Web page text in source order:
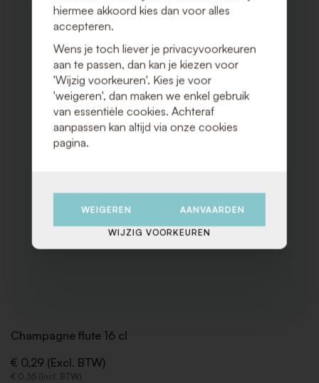
Champagne flute 16 cl
€ 0,29 (Excl. BTW)
€ 0,35 (Incl. BTW)
hiermee akkoord kies dan voor alles
accepteren.
Wens je toch liever je privacyvoorkeuren
aan te passen, dan kan je kiezen voor
'Wijzig voorkeuren'. Kies je voor
'weigeren', dan maken we enkel gebruik
van essentiële cookies. Achteraf
aanpassen kan altijd via onze cookies
pagina.
WEIGEREN AANVAARDEN
WIJZIG VOORKEUREN